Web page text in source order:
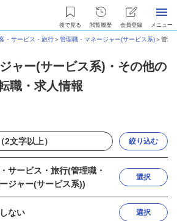
後で見る 閲覧履歴 会員登録 メニュー
・サービス・旅行＞管理職・マネージャー(サービス系)＞管理
ャー(サービス系)・その他の
職・求人情報
絞り込む
サービス・旅行(管理職・
ジャー(サービス系))
選択
ない 選択